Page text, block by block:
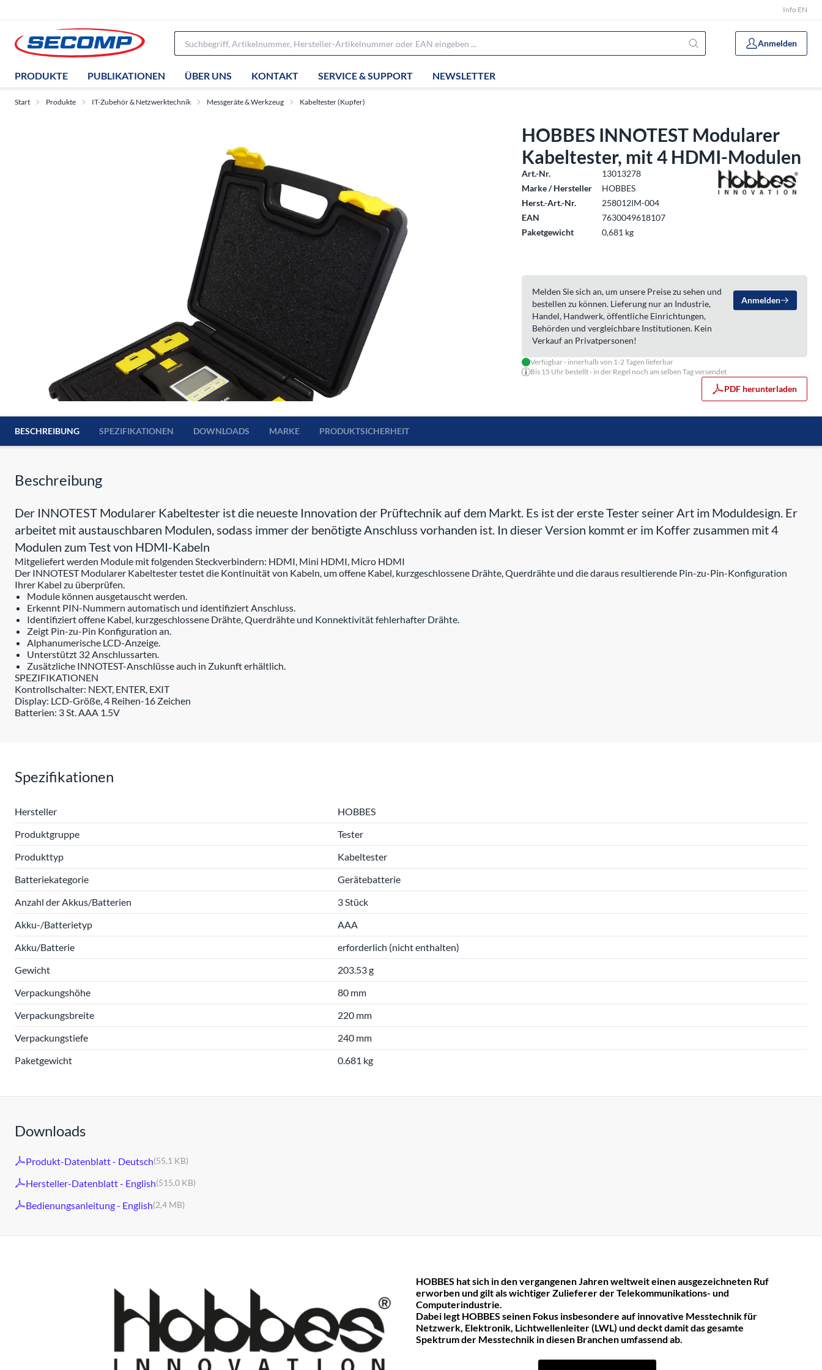
Info EN
Anmelden
PRODUKTE PUBLIKATIONEN ÜBER UNS KONTAKT SERVICE & SUPPORT NEWSLETTER
Start Produkte IT-Zubehör & Netzwerktechnik Messgeräte & Werkzeug Kabeltester (Kupfer)
HOBBES INNOTEST Modularer
Kabeltester, mit 4 HDMI-Modulen
Art.-Nr.
13013278
Marke / Hersteller
HOBBES
Herst.-Art.-Nr.
258012IM-004
EAN
7630049618107
Paketgewicht
0,681 kg
Melden Sie sich an, um unsere Preise zu sehen und
bestellen zu können. Lieferung nur an Industrie,
Handel, Handwerk, öffentliche Einrichtungen,
Behörden und vergleichbare Institutionen. Kein
Verkauf an Privatpersonen!
Anmelden
Verfügbar - innerhalb von 1-2 Tagen lieferbar
Bis 15 Uhr bestellt - in der Regel noch am selben Tag versendet
PDF herunterladen
BESCHREIBUNG SPEZIFIKATIONEN DOWNLOADS MARKE PRODUKTSICHERHEIT
Beschreibung
Der INNOTEST Modularer Kabeltester ist die neueste Innovation der Prüftechnik auf dem Markt. Es ist der erste Tester seiner Art im Moduldesign. Er
arbeitet mit austauschbaren Modulen, sodass immer der benötigte Anschluss vorhanden ist. In dieser Version kommt er im Koffer zusammen mit 4
Modulen zum Test von HDMI-Kabeln
Mitgeliefert werden Module mit folgenden Steckverbindern: HDMI, Mini HDMI, Micro HDMI
Der INNOTEST Modularer Kabeltester testet die Kontinuität von Kabeln, um offene Kabel, kurzgeschlossene Drähte, Querdrähte und die daraus resultierende Pin-zu-Pin-Konfiguration
Ihrer Kabel zu überprüfen.
Module können ausgetauscht werden.
Erkennt PIN-Nummern automatisch und identifiziert Anschluss.
Identifiziert offene Kabel, kurzgeschlossene Drähte, Querdrähte und Konnektivität fehlerhafter Drähte.
Zeigt Pin-zu-Pin Konfiguration an.
Alphanumerische LCD-Anzeige.
Unterstützt 32 Anschlussarten.
Zusätzliche INNOTEST-Anschlüsse auch in Zukunft erhältlich.
SPEZIFIKATIONEN
Kontrollschalter: NEXT, ENTER, EXIT
Display: LCD-Größe, 4 Reihen-16 Zeichen
Batterien: 3 St. AAA 1.5V
Spezifikationen
Hersteller
HOBBES
Produktgruppe
Tester
Produkttyp
Kabeltester
Batteriekategorie
Gerätebatterie
Anzahl der Akkus/Batterien
3 Stück
Akku-/Batterietyp
AAA
Akku/Batterie
erforderlich (nicht enthalten)
Gewicht
203.53 g
Verpackungshöhe
80 mm
Verpackungsbreite
220 mm
Verpackungstiefe
240 mm
Paketgewicht
0.681 kg
Downloads
Produkt-Datenblatt - Deutsch(55,1 KB)
Hersteller-Datenblatt - English(515,0 KB)
Bedienungsanleitung - English(2,4 MB)
HOBBES hat sich in den vergangenen Jahren weltweit einen ausgezeichneten Ruf
erworben und gilt als wichtiger Zulieferer der Telekommunikations- und
Computerindustrie.
Dabei legt HOBBES seinen Fokus insbesondere auf innovative Messtechnik für
Netzwerk, Elektronik, Lichtwellenleiter (LWL) und deckt damit das gesamte
Spektrum der Messtechnik in diesen Branchen umfassend ab.